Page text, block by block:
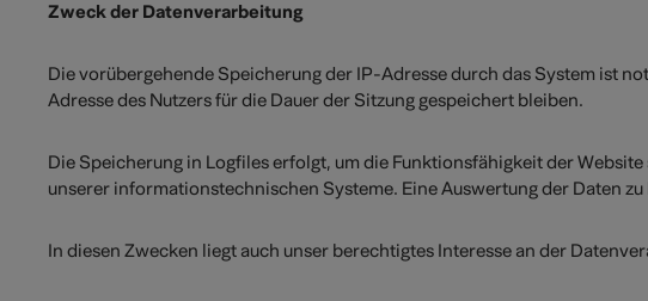
Zweck der Datenverarbeitung
Die vorübergehende Speicherung der IP-Adresse durch das System ist
Adresse des Nutzers für die Dauer der Sitzung gespeichert bleiben.
Die Speicherung in Logfiles erfolgt, um die Funktionsfähigkeit der
unserer informationstechnischen Systeme. Eine Auswertung der Daten
In diesen Zwecken liegt auch unser berechtigtes Interesse an der